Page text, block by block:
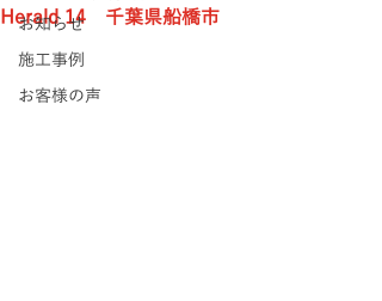
お知らせ
施工事例
お客様の声
Herald 14 千葉県船橋市